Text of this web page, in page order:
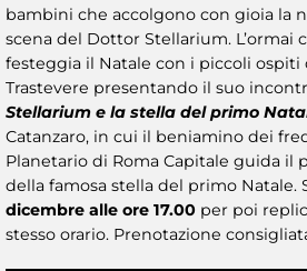
bambini che accolgono con gioia la
scena del Dottor Stellarium. L’ormai
festeggia il Natale con i piccoli ospiti
Trastevere presentando il suo
Stellarium e la stella del primo
Catanzaro, in cui il beniamino dei
Planetario di Roma Capitale guida il
della famosa stella del primo Natale.
dicembre alle ore 17.00 per poi
stesso orario. Prenotazione